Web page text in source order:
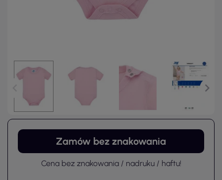
Zamów bez znakowania
Cena bez znakowania / nadruku / haftu!